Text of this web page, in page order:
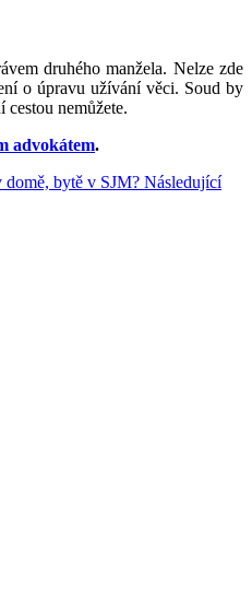
druhého manžela. Nelze zde
o úpravu užívání věci. Soud by
nemůžete.
advokátem.
domě, bytě v SJM? Následující